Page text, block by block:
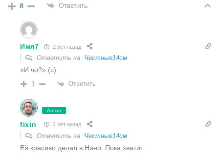
8 Ответить
Имя7 2 лет назад
Ответить на Честные14см
«И чо?» (c)
1 Ответить
Автор
fixin 2 лет назад
Ответить на Честные14см
Ей красиво делал в Нино. Пока хватит.